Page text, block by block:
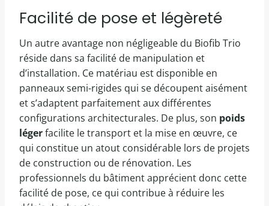
Facilité de pose et légèreté
Un autre avantage non négligeable du Biofib Trio
réside dans sa facilité de manipulation et
d’installation. Ce matériau est disponible en
panneaux semi-rigides qui se découpent aisément
et s’adaptent parfaitement aux différentes
configurations architecturales. De plus, son poids
légerfacilite le transport et la mise en œuvre, ce
qui constitue un atout considérable lors de projets
de construction ou de rénovation. Les
professionnels du bâtiment apprécient donc cette
facilité de pose, ce qui contribue à réduire les